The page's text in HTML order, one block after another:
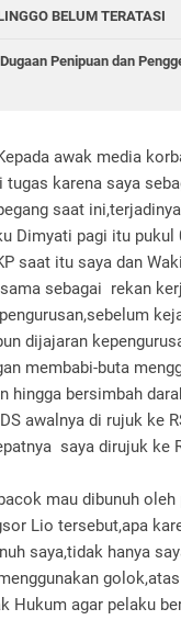
BELUM TERATASI
Penipuan dan
awak media
karena saya
saat
Dimyati pagi itu pukul
saat itu saya dan
sebagai rekan
dijajaran
membabi-buta
hingga bersimbah
awalnya di rujuk ke
saya dirujuk ke
mau dibunuh
Lio tersebut,apa
saya,tidak hanya
Hukum agar pelaku